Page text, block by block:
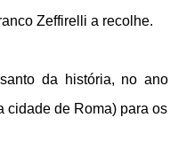
Zeffirelli a recolhe.
da história, no
cidade de Roma) para